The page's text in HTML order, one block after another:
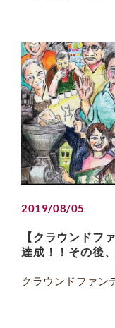
2019/08/05
【クラウンドフ
達成！！その後
クラウンドファ